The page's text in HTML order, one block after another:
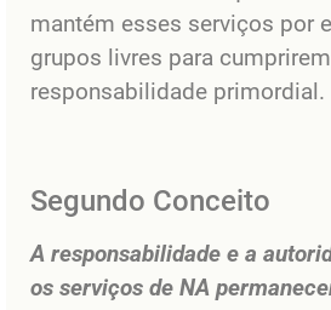
mantém esses serviços por
grupos livres para
responsabilidade primordial.
Segundo Conceito
A responsabilidade e a
os serviços de NA